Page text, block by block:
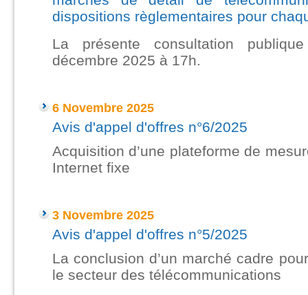
dispositions règlementaires pour
La présente consultation
décembre 2025 à 17h.
6 Novembre 2025
Avis d'appel d'offres n°6/2025
Acquisition d’une plateforme de
Internet fixe
3 Novembre 2025
Avis d'appel d'offres n°5/2025
La conclusion d’un marché cadre
le secteur des télécommunications